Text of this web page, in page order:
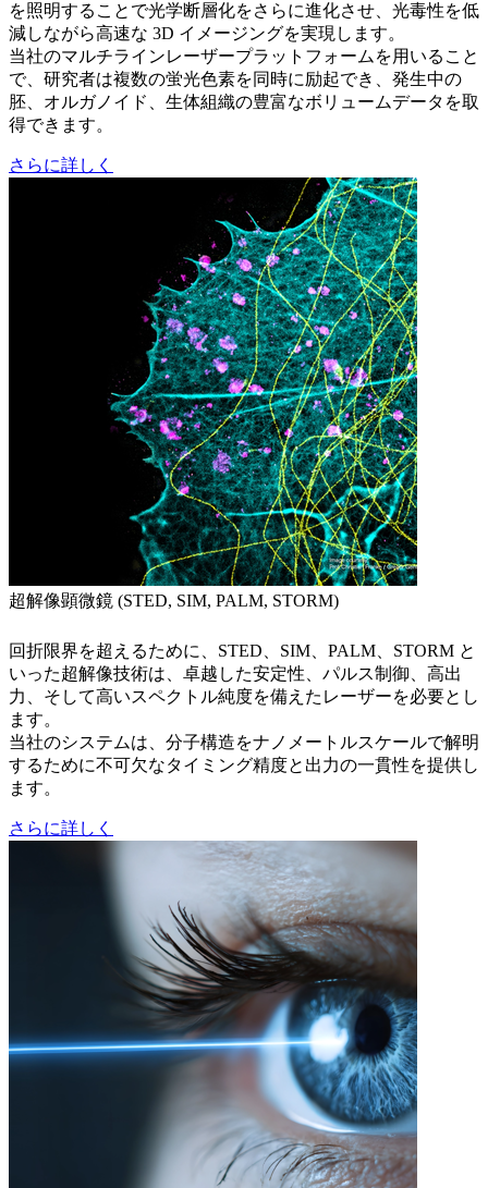
を照明することで光学断層化をさらに進化させ、光毒性を低
減しながら高速な 3D イメージングを実現します。
当社のマルチラインレーザープラットフォームを用いること
で、研究者は複数の蛍光色素を同時に励起でき、発生中の
胚、オルガノイド、生体組織の豊富なボリュームデータを取
得できます。
さらに詳しく
超解像顕微鏡 (STED, SIM, PALM, STORM)
回折限界を超えるために、STED、SIM、PALM、STORM と
いった超解像技術は、卓越した安定性、パルス制御、高出
力、そして高いスペクトル純度を備えたレーザーを必要とし
ます。
当社のシステムは、分子構造をナノメートルスケールで解明
するために不可欠なタイミング精度と出力の一貫性を提供し
ます。
さらに詳しく